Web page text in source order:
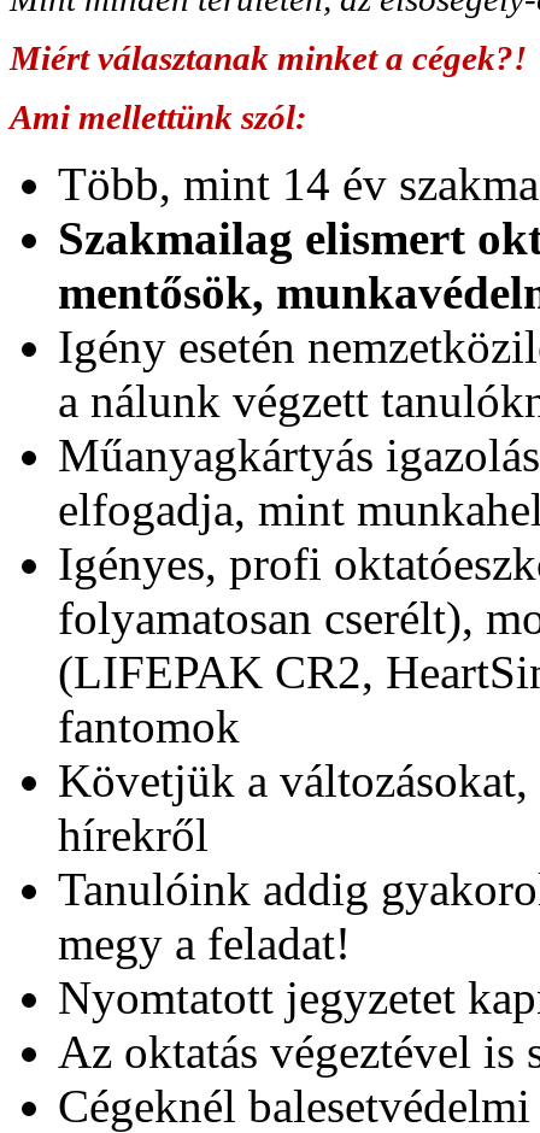
Miért választanak minket a cégek?!
Ami mellettünk szól:
Több, mint 14 év
Szakmailag elismert
mentősök,
Igény esetén
a nálunk végzett
Műanyagkártyás
elfogadja, mint
Igényes, profi
folyamatosan cserélt),
(LIFEPAK CR2,
fantomok
Követjük a
hírekről
Tanulóink addig
megy a feladat!
Nyomtatott jegyzetet
Az oktatás végeztével is
Cégeknél